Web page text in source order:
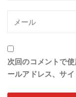
次回のコメントで
ールアドレス、サイ